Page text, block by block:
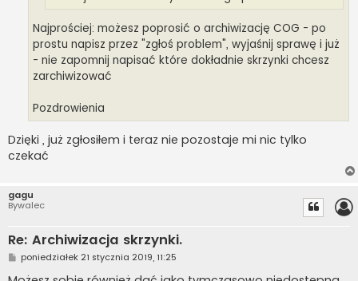
Najprościej: możesz poprosić o archiwizację COG - po
prostu napisz przez "zgłoś problem", wyjaśnij sprawę i już
- nie zapomnij napisać które dokładnie skrzynki chcesz
zarchiwizować
Pozdrowienia
Dzięki , już zgłosiłem i teraz nie pozostaje mi nic tylko
czekać
gagu
Bywalec
Re: Archiwizacja skrzynki.
P
o
s
poniedziałek 21 stycznia 2019, 11:25